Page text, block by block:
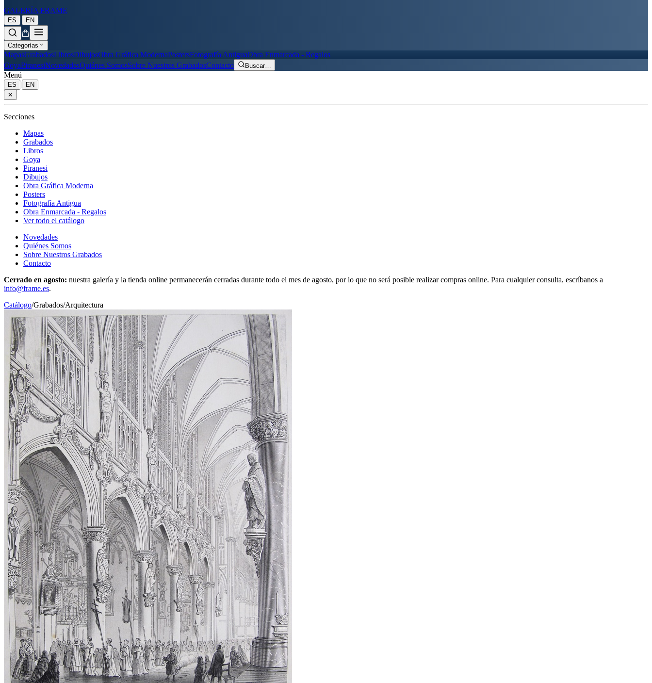
GALERÍA FRAME
ES | EN
Categorías
MapasGrabadosLibrosDibujosObra Gráfica ModernaPostersFotografía AntiguaObra Enmarcada - Regalos
GoyaPiranesiNovedadesQuiénes SomosSobre Nuestros GrabadosContacto Buscar…
Menú
ES |
EN
✕
Secciones
Mapas
Grabados
Libros
Goya
Piranesi
Dibujos
Obra Gráfica Moderna
Posters
Fotografía Antigua
Obra Enmarcada - Regalos
Ver todo el catálogo
Novedades
Quiénes Somos
Sobre Nuestros Grabados
Contacto
Cerrado en agosto: nuestra galería y la tienda online permanecerán cerradas durante todo el mes de agosto, por lo que no será posible realizar compras online. Para cualquier consulta, escríbanos a
info@frame.es.
Catálogo/Grabados/Arquitectura